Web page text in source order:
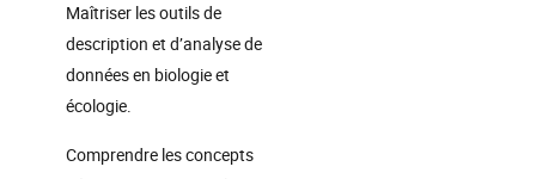
Maîtriser les outils de
description et d’analyse de
données en biologie et
écologie.
Comprendre les concepts